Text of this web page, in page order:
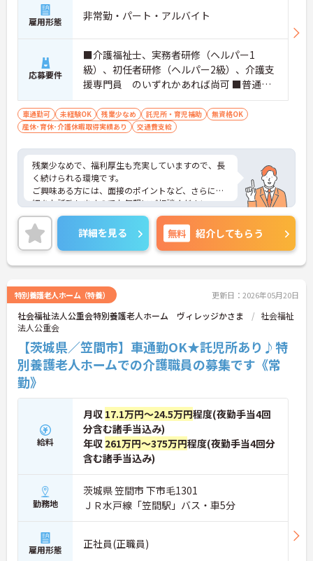
雇用形態 非常勤・パート・アルバイト
応募要件
■介護福祉士、実務者研修（ヘルパー1
級）、初任者研修（ヘルパー2級）、介護支
援専門員 のいずれかあれば尚可 ■普通自
動車運転免許(AT限定可)
車通勤可 未経験OK 残業少なめ 託児所・育児補助
無資格OK
産休･育休･介護休暇取得実績あり
交通費支給
残業少なめで、福利厚生も充実していますので、長
く続けられる環境です。
ご興味ある方には、面接のポイントなど、さらに詳
細をお話致しますのでお気軽にご相談ください。
詳細を見る 無料 紹介してもらう
特別養護老人ホーム（特養） 更新日：2026年05月20日
社会福祉法人公重会特別養護老人ホーム ヴィレッジかさま
社会福祉
法人公重会
【茨城県／笠間市】車通勤OK★託児所あり♪特
別養護老人ホームでの介護職員の募集です《常
勤》
給料
月収 17.1万円～24.5万円程度(夜勤手当4回
分含む諸手当込み)
年収 261万円～375万円程度(夜勤手当4回分
含む諸手当込み)
勤務地
茨城県 笠間市 下市毛1301
ＪＲ水戸線「笠間駅」バス・車5分
雇用形態 正社員(正職員)